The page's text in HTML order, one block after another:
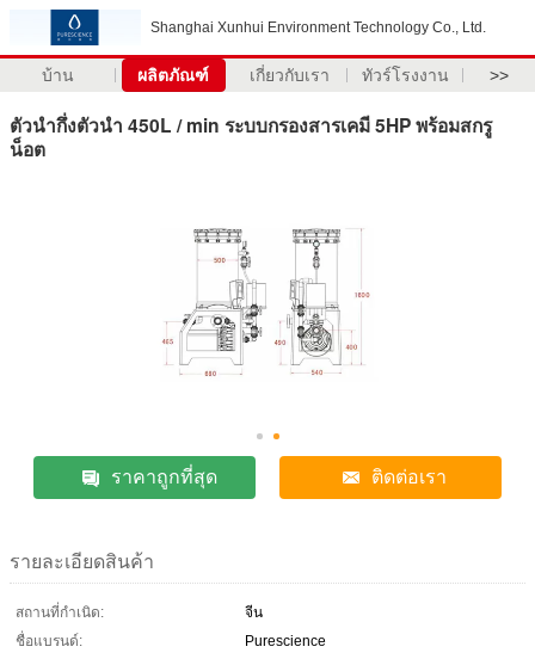
Shanghai Xunhui Environment Technology Co., Ltd.
บ้าน ผลิตภัณฑ์ เกี่ยวกับเรา ทัวร์โรงงาน >>
ตัวนำกึ่งตัวนำ 450L / min ระบบกรองสารเคมี 5HP พร้อมสกรู
น็อต
ราคาถูกที่สุด ติดต่อเรา
รายละเอียดสินค้า
สถานที่กำเนิด:
จีน
ชื่อแบรนด์:
Purescience